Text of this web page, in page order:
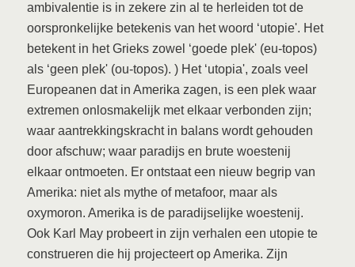
ambivalentie is in zekere zin al te herleiden tot de
oorspronkelijke betekenis van het woord ‘utopie'. Het
betekent in het Grieks zowel ‘goede plek' (eu-topos)
als ‘geen plek' (ou-topos). ) Het ‘utopia', zoals veel
Europeanen dat in Amerika zagen, is een plek waar
extremen onlosmakelijk met elkaar verbonden zijn;
waar aantrekkingskracht in balans wordt gehouden
door afschuw; waar paradijs en brute woestenij
elkaar ontmoeten. Er ontstaat een nieuw begrip van
Amerika: niet als mythe of metafoor, maar als
oxymoron. Amerika is de paradijselijke woestenij.
Ook Karl May probeert in zijn verhalen een utopie te
construeren die hij projecteert op Amerika. Zijn